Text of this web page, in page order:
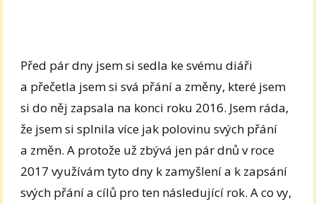
Před pár dny jsem si sedla ke svému diáři
a přečetla jsem si svá přání a změny, které jsem
si do něj zapsala na konci roku 2016. Jsem ráda,
že jsem si splnila více jak polovinu svých přání
a změn. A protože už zbývá jen pár dnů v roce
2017 využívám tyto dny k zamyšlení a k zapsání
svých přání a cílů pro ten následující rok. A co vy,